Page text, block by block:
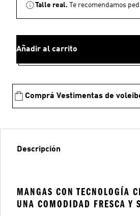
Talle real. Te recomendamos
Añadir al carrito
Comprá Vestimentas de
Descripción
MANGAS CON TECNOLOGÍA
UNA COMODIDAD FRESCA Y